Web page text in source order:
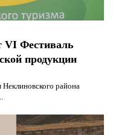
VI Фестиваль
продукции
района